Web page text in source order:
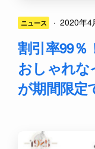
ニュース · 2020年4
割引率99％
おしゃれな
が期間限定